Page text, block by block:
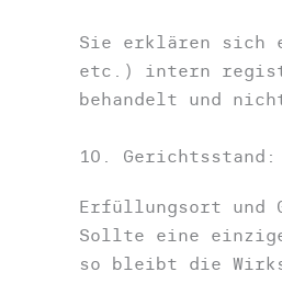
Sie erklären sich
etc.) intern
behandelt und
10. Gerichtsstand:
Erfüllungsort und
Sollte eine
so bleibt die